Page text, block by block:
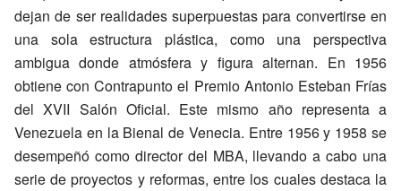
dejan de ser realidades superpuestas para convertirse en
una sola estructura plástica, como una perspectiva
ambigua donde atmósfera y figura alternan. En 1956
obtiene con Contrapunto el Premio Antonio Esteban Frías
del XVII Salón Oficial. Este mismo año representa a
Venezuela en la Bienal de Venecia. Entre 1956 y 1958 se
desempeñó como director del MBA, llevando a cabo una
serie de proyectos y reformas, entre los cuales destaca la